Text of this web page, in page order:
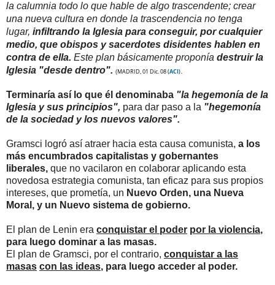
la calumnia todo lo que hable de algo trascendente; crear
una nueva cultura en donde la trascendencia no tenga
lugar, infiltrando la Iglesia para conseguir, por cualquier
medio, que obispos y sacerdotes disidentes hablen en
contra de ella. Este plan básicamente proponía destruir la
Iglesia "desde dentro". (MADRID, 01 Dic. 08(ACI).
Terminaría así lo que él denominaba "la hegemonía de la
Iglesia y sus principios", para dar paso a la "hegemonía
de la sociedad y los nuevos valores".
Gramsci logró así atraer hacia esta causa comunista, a los
más encumbrados capitalistas y gobernantes
liberales, que no vacilaron en colaborar aplicando esta
novedosa estrategia comunista, tan eficaz para sus propios
intereses, que prometía, un Nuevo Orden, una Nueva
Moral, y un Nuevo sistema de gobierno.
El plan de Lenin era conquistar el poder por la violencia,
para luego dominar a las masas.
El plan de Gramsci, por el contrario, conquistar a las
masas con las ideas, para luego acceder al poder.